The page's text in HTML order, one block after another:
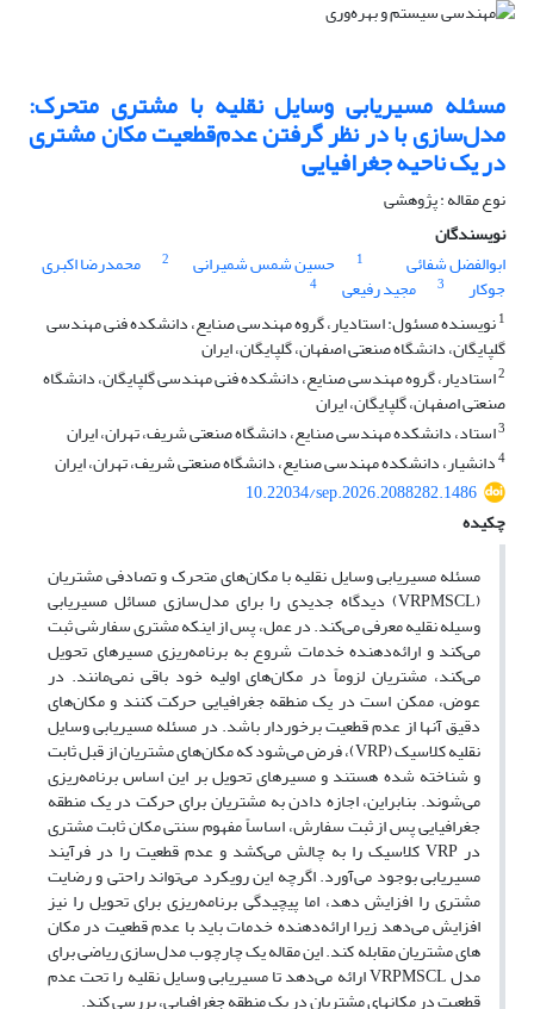
مسئله مسیریابی وسایل نقلیه با مشتری متحرک:
مدل‌سازی با در نظر گرفتن عدم‌قطعیت مکان مشتری
در یک ناحیه جغرافیایی
نوع مقاله : پژوهشی
نویسندگان
ابوالفضل شفائی
1 حسین شمس شمیرانی 2 محمدرضا اکبری
جوکار 3 مجید رفیعی
4
1نویسنده مسئول: استادیار، گروه مهندسی صنایع، دانشکده فنی مهندسی
گلپایگان، دانشگاه صنعتی اصفهان، گلپایگان، ایران
2استادیار، گروه مهندسی صنایع، دانشکده فنی مهندسی گلپایگان، دانشگاه
صنعتی اصفهان، گلپایگان، ایران
3استاد، دانشکده مهندسی صنایع، دانشگاه صنعتی شریف، تهران، ایران
4دانشیار، دانشکده مهندسی صنایع، دانشگاه صنعتی شریف، تهران، ایران
10.22034/sep.2026.2088282.1486
چکیده
مسئله مسیریابی وسایل نقلیه با مکان‌های متحرک و تصادفی مشتریان
(VRPMSCL) دیدگاه جدیدی را برای مدل‌سازی مسائل مسیریابی
وسیله نقلیه معرفی می‌کند. در عمل، پس از اینکه مشتری سفارشی ثبت
می‌کند و ارائه‌دهنده خدمات شروع به برنامه‌ریزی مسیرهای تحویل
می‌کند، مشتریان لزوماً در مکان‌های اولیه خود باقی نمی‌مانند. در
عوض، ممکن است در یک منطقه جغرافیایی حرکت کنند و مکان‌های
دقیق آنها از عدم قطعیت برخوردار باشد. در مسئله مسیریابی وسایل
نقلیه کلاسیک (VRP)، فرض می‌شود که مکان‌های مشتریان از قبل ثابت
و شناخته شده هستند و مسیرهای تحویل بر این اساس برنامه‌ریزی
می‌شوند. بنابراین، اجازه دادن به مشتریان برای حرکت در یک منطقه
جغرافیایی پس از ثبت سفارش، اساساً مفهوم سنتی مکان ثابت مشتری
در VRP کلاسیک را به چالش می‌کشد و عدم قطعیت را در فرآیند
مسیریابی بوجود می‌آورد. اگرچه این رویکرد می‌تواند راحتی و رضایت
مشتری را افزایش دهد، اما پیچیدگی برنامه‌ریزی برای تحویل را نیز
افزایش می‌دهد زیرا ارائه‌دهنده خدمات باید با عدم قطعیت در مکان
های مشتریان مقابله کند. این مقاله یک چارچوب مدل‌سازی ریاضی برای
مدل VRPMSCL ارائه می‌دهد تا مسیریابی وسایل نقلیه را تحت عدم
قطعیت در مکانهای مشتریان در یک منطقه جغرافیایی، بررسی کند.